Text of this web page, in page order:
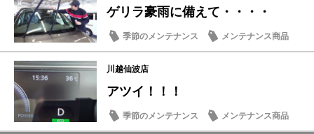
ゲリラ豪雨に備えて・・・・
季節のメンテナンス メンテナンス商品
川越仙波店
アツイ！！！
季節のメンテナンス メンテナンス商品